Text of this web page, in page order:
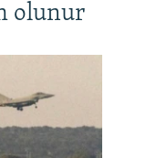
olunur